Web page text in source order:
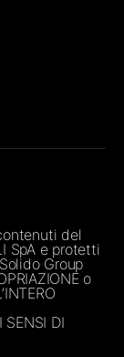
del
SpA e protetti
Group
o
SENSI DI